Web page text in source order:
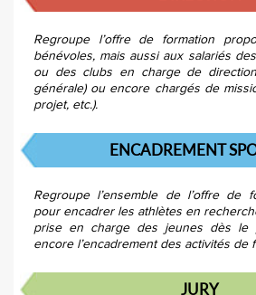
Regroupe l’offre de formation
bénévoles, mais aussi aux salariés
ou des clubs en charge de
générale) ou encore chargés de
projet, etc.).
ENCADREMENT
Regroupe l’ensemble de l’offre de
pour encadrer les athlètes en
prise en charge des jeunes dès le
encore l’encadrement des activités de
JURY